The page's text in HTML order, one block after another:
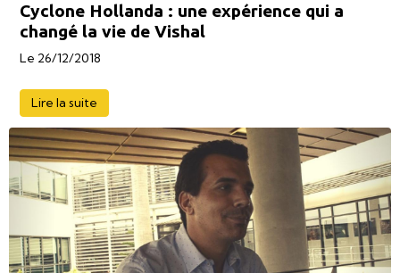
Cyclone Hollanda : une expérience qui a
changé la vie de Vishal
Le 26/12/2018
Lire la suite